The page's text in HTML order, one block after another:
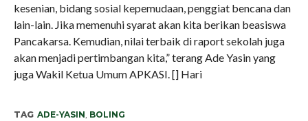
kesenian, bidang sosial kepemudaan, penggiat bencana dan
lain-lain. Jika memenuhi syarat akan kita berikan beasiswa
Pancakarsa. Kemudian, nilai terbaik di raport sekolah juga
akan menjadi pertimbangan kita,” terang Ade Yasin yang
juga Wakil Ketua Umum APKASI. [] Hari
TAG ADE-YASIN, BOLING